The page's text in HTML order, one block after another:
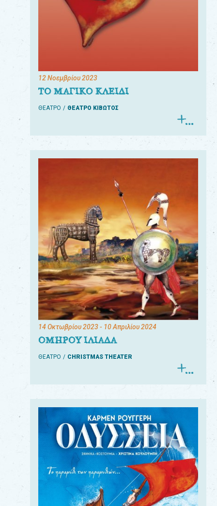
12 Νοεμβρίου 2023
ΤΟ ΜΑΓΙΚΟ ΚΛΕΙΔΙ
ΘΕΑΤΡΟ ΘΕΑΤΡΟ ΚΙΒΩΤΟΣ
14 Οκτωβρίου 2023- 10 Απριλίου 2024
ΟΜΗΡΟΥ ΙΛΙΑΔΑ
ΘΕΑΤΡΟ CHRISTMAS THEATER